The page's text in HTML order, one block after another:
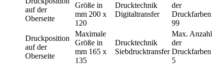
auf der
Oberseite
Größe in
mm 200 x
120
Drucktechnik
Digitaltransfer
der
Druckfarben
99
Druckposition
auf der
Oberseite
Maximale
Größe in
mm 165 x
135
Drucktechnik
Siebdrucktransfer
Max. Anzahl
der
Druckfarben
5